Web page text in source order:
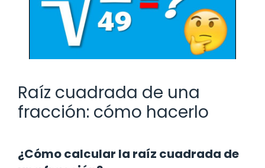
Raíz cuadrada de una
fracción: cómo hacerlo
¿Cómo calcular la raíz cuadrada de